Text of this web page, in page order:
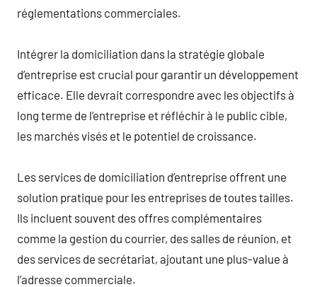
réglementations commerciales.
Intégrer la domiciliation dans la stratégie globale
d’entreprise est crucial pour garantir un développement
efficace. Elle devrait correspondre avec les objectifs à
long terme de l’entreprise et réfléchir à le public cible,
les marchés visés et le potentiel de croissance.
Les services de domiciliation d’entreprise offrent une
solution pratique pour les entreprises de toutes tailles.
Ils incluent souvent des offres complémentaires
comme la gestion du courrier, des salles de réunion, et
des services de secrétariat, ajoutant une plus-value à
l’adresse commerciale.